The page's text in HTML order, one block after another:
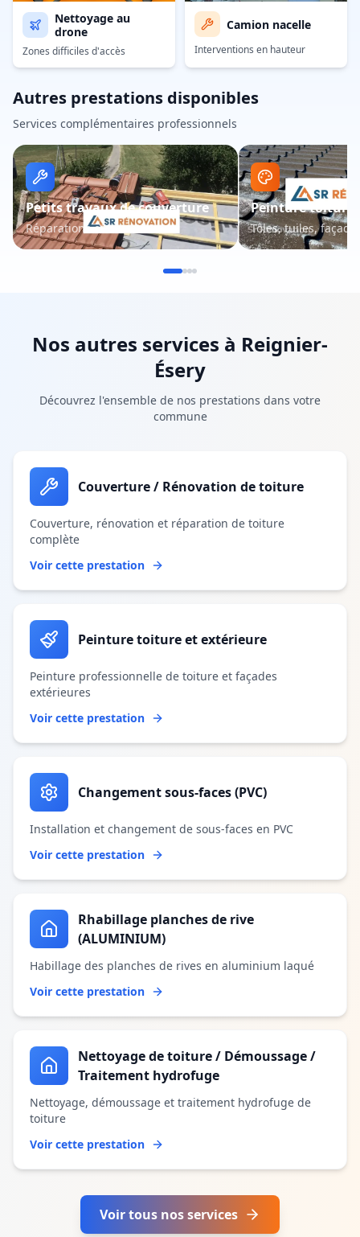
Nettoyage au
drone
Zones difficiles d'accès
Camion nacelle
Interventions en hauteur
Autres prestations disponibles
Services complémentaires professionnels
Petits travaux de couverture
Réparations et entretien
Peinture toiture
Tôles, tuiles,
Nos autres services à Reignier-
Ésery
Découvrez l'ensemble de nos prestations dans votre
commune
Couverture / Rénovation de toiture
Couverture, rénovation et réparation de toiture
complète
Voir cette prestation
Peinture toiture et extérieure
Peinture professionnelle de toiture et façades
extérieures
Voir cette prestation
Changement sous-faces (PVC)
Installation et changement de sous-faces en PVC
Voir cette prestation
Rhabillage planches de rive
(ALUMINIUM)
Habillage des planches de rives en aluminium laqué
Voir cette prestation
Nettoyage de toiture / Démoussage /
Traitement hydrofuge
Nettoyage, démoussage et traitement hydrofuge de
toiture
Voir cette prestation
Voir tous nos services